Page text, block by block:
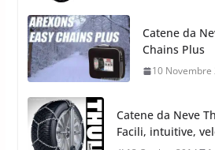
Catene da Neve
Facili, intuitive,
13 Ottobre 2014
Calze da
Arexons